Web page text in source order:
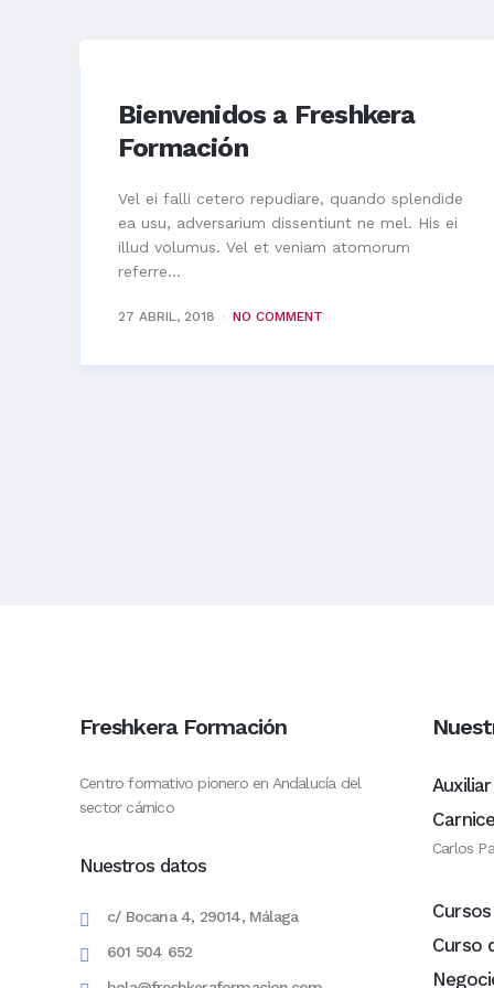
Bienvenidos a Freshkera
Formación
Vel ei falli cetero repudiare, quando splendide
ea usu, adversarium dissentiunt ne mel. His ei
illud volumus. Vel et veniam atomorum
referre...
27 ABRIL, 2018 NO COMMENT
Freshkera Formación
Centro formativo pionero en Andalucía del
sector cárnico
Nuestros datos
c/ Bocana 4, 29014, Málaga
601 504 652
Carlos
Curso